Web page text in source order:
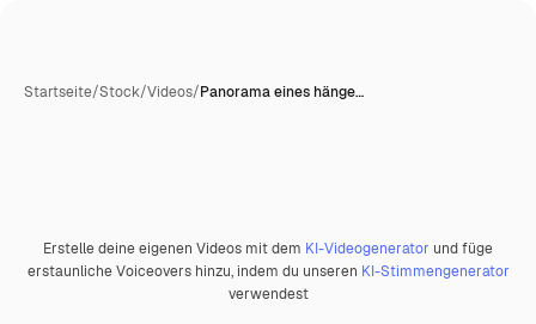
Startseite/Stock/Videos/Panorama eines hänge…
Premium
Erstelle deine eigenen Videos mit dem KI-Videogenerator und füge
erstaunliche Voiceovers hinzu, indem du unseren KI-Stimmengenerator
verwendest